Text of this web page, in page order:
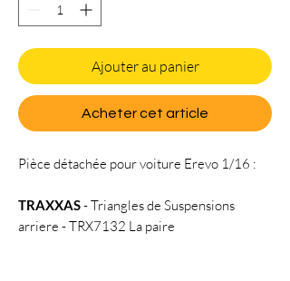
Ajouter au panier
Acheter cet article
Pièce détachée pour voiture Erevo 1/16 :
TRAXXAS- Triangles de Suspensions
arriere - TRX7132 La paire